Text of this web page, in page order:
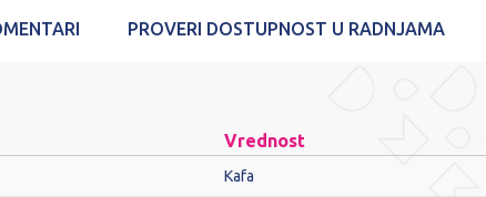
PROVERI DOSTUPNOST U RADNJAMA
Vrednost
Kafa